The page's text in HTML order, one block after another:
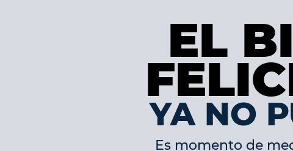
YA NO
EL
EL
Es momento de